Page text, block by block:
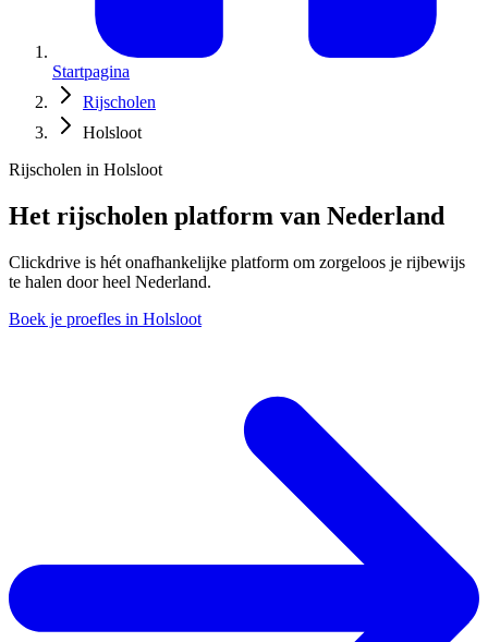
Startpagina
Rijscholen
Holsloot
Rijscholen in Holsloot
Het rijscholen platform van Nederland
Clickdrive is hét onafhankelijke platform om zorgeloos je rijbewijs
te halen door heel Nederland.
Boek je proefles in Holsloot